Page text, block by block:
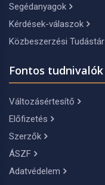
Segédanyagok
Kérdések-válaszok
Közbeszerzési Tudástár
Fontos tudnivalók
Változásértesítő
Előfizetés
Szerzők
ÁSZF
Adatvédelem